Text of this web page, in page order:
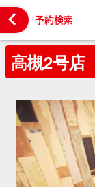
 予約検索
高槻2号店